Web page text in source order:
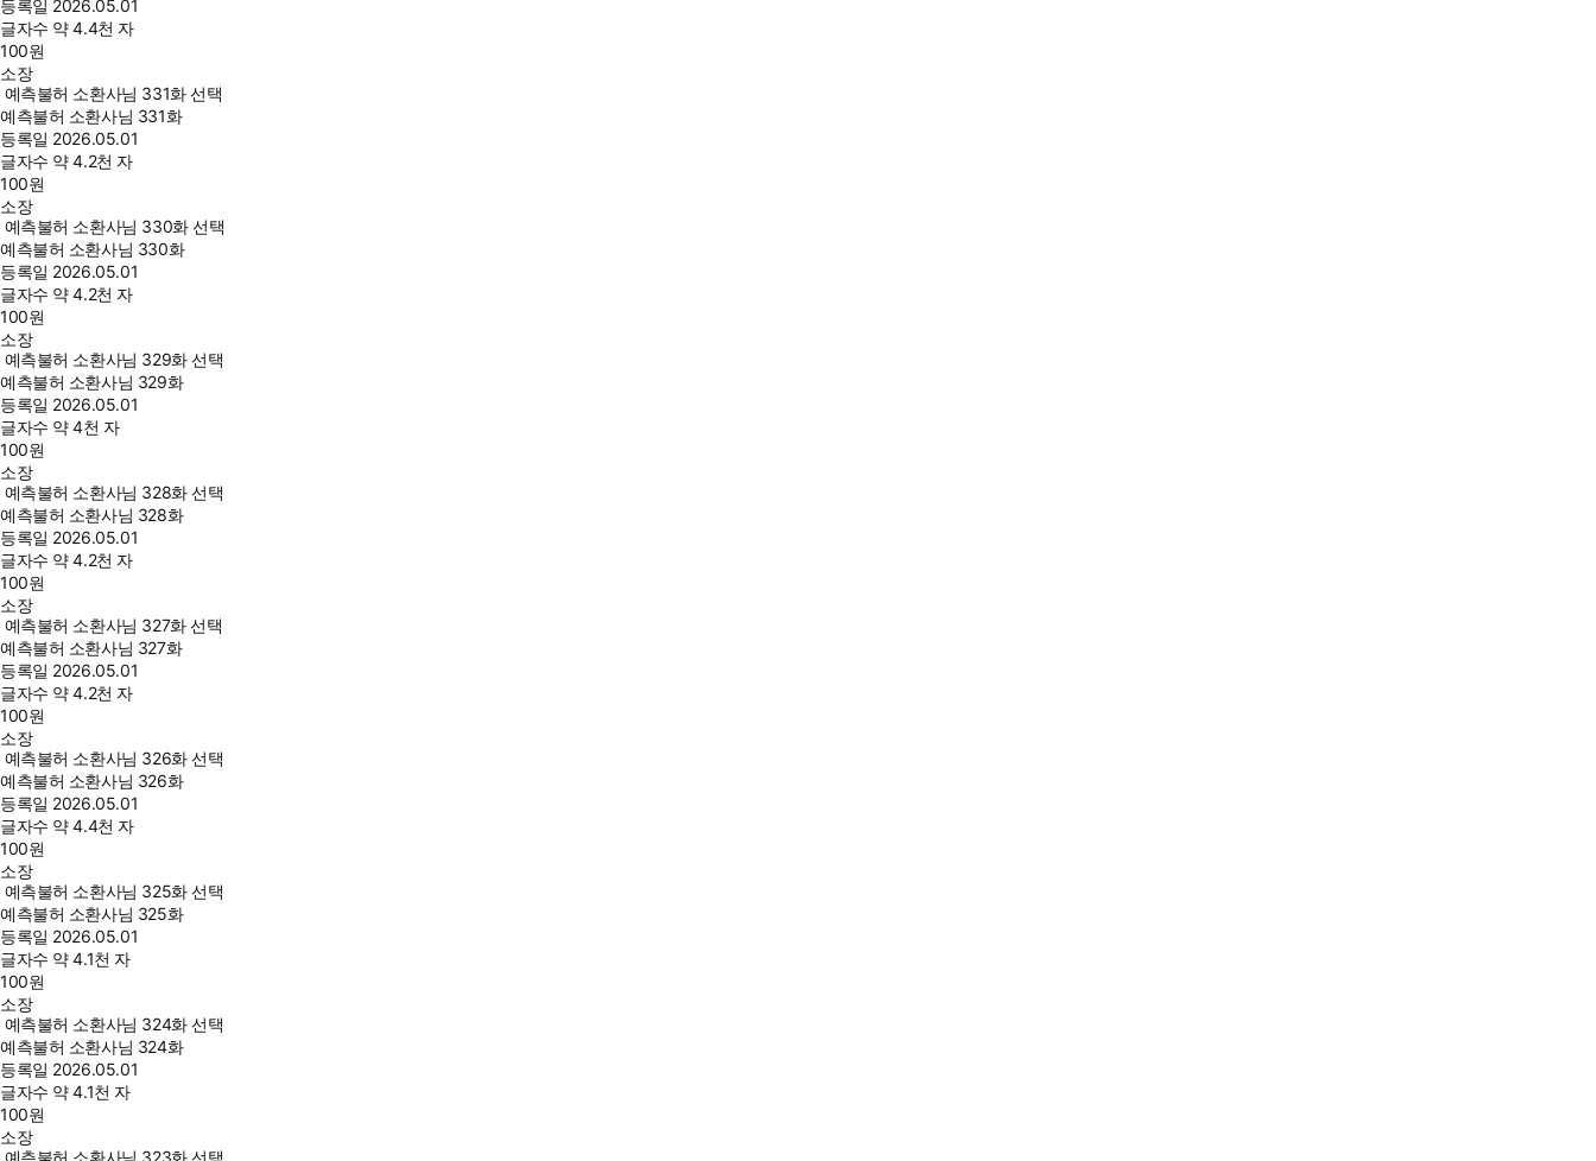
등록일 2026.05.01
글자수 약 4.4천 자
100원
소장
예측불허 소환사님 331화 선택
예측불허 소환사님 331화
등록일 2026.05.01
글자수 약 4.2천 자
100원
소장
예측불허 소환사님 330화 선택
예측불허 소환사님 330화
등록일 2026.05.01
글자수 약 4.2천 자
100원
소장
예측불허 소환사님 329화 선택
예측불허 소환사님 329화
등록일 2026.05.01
글자수 약 4천 자
100원
소장
예측불허 소환사님 328화 선택
예측불허 소환사님 328화
등록일 2026.05.01
글자수 약 4.2천 자
100원
소장
예측불허 소환사님 327화 선택
예측불허 소환사님 327화
등록일 2026.05.01
글자수 약 4.2천 자
100원
소장
예측불허 소환사님 326화 선택
예측불허 소환사님 326화
등록일 2026.05.01
글자수 약 4.4천 자
100원
소장
예측불허 소환사님 325화 선택
예측불허 소환사님 325화
등록일 2026.05.01
글자수 약 4.1천 자
100원
소장
예측불허 소환사님 324화 선택
예측불허 소환사님 324화
등록일 2026.05.01
글자수 약 4.1천 자
100원
소장